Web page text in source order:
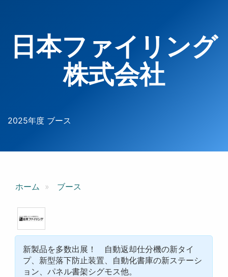
日本ファイリング
株式会社
2025年度 ブース
ホーム ブース
新製品を多数出展！ 自動返却仕分機の新タイ
プ、新型落下防止装置、自動化書庫の新ステーシ
ョン、パネル書架シグモス他。